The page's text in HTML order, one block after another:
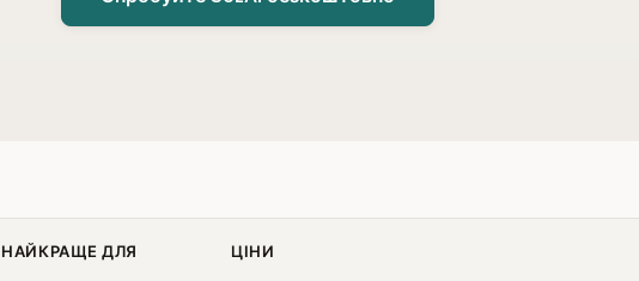
НАЙКРАЩЕ ДЛЯ ЦІНИ